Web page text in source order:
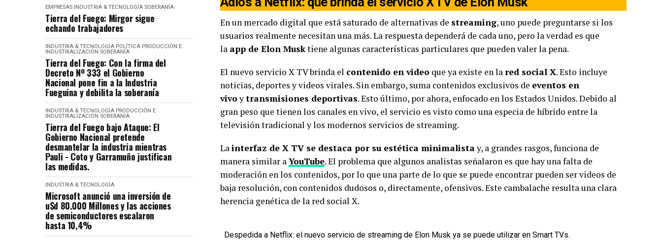
EMPRESAS INDUSTRIA & TECNOLOGÍA SOBERANÍA
Tierra del Fuego: Mirgor sigue
echando trabajadores
INDUSTRIA & TECNOLOGÍA POLÍTICA PRODUCCIÓN E
INDUSTRIALIZACIÓN SOBERANÍA
Tierra del Fuego: Con la firma del
Decreto Nº 333 el Gobierno
Nacional pone fin a la Industria
Fueguina y debilita la soberanía
INDUSTRIA & TECNOLOGÍA PRODUCCIÓN E
INDUSTRIALIZACIÓN SOBERANÍA
Tierra del Fuego bajo Ataque: El
Gobierno Nacional pretende
desmantelar la industria mientras
Pauli - Coto y Garramuño justifican
las medidas.
INDUSTRIA & TECNOLOGÍA
Microsoft anunció una inversión de
u$d 80.000 Millones y las acciones
de semiconductores escalaron
hasta 10,4%
En un mercado digital que está saturado de alternativas de streaming, uno puede preguntarse si los
usuarios realmente necesitan una más. La respuesta dependerá de cada uno, pero la verdad es que
la app de Elon Musktiene algunas características particulares que pueden valer la pena.
El nuevo servicio X TV brinda el contenido en video que ya existe en lared social X. Esto incluye
noticias, deportes y videos virales. Sin embargo, suma contenidos exclusivos de eventos en
vivoytransmisiones deportivas. Esto último, por ahora, enfocado en los Estados Unidos. Debido al
gran peso que tienen los canales en vivo, el servicio es visto como una especia de híbrido entre la
televisión tradicional y los modernos servicios de streaming.
Lainterfaz de X TV se destaca por su estética minimalistay, a grandes rasgos, funciona de
manera similar aYouTube. El problema que algunos analistas señalaron es que hay una falta de
moderación en los contenidos, por lo que una parte de lo que se puede encontrar pueden ser videos de
baja resolución, con contenidos dudosos o, directamente, ofensivos. Este cambalache resulta una clara
herencia genética de la red social X.
Despedida a Netflix: el nuevo servicio de streaming de Elon Musk ya se puede utilizar en Smart TVs.